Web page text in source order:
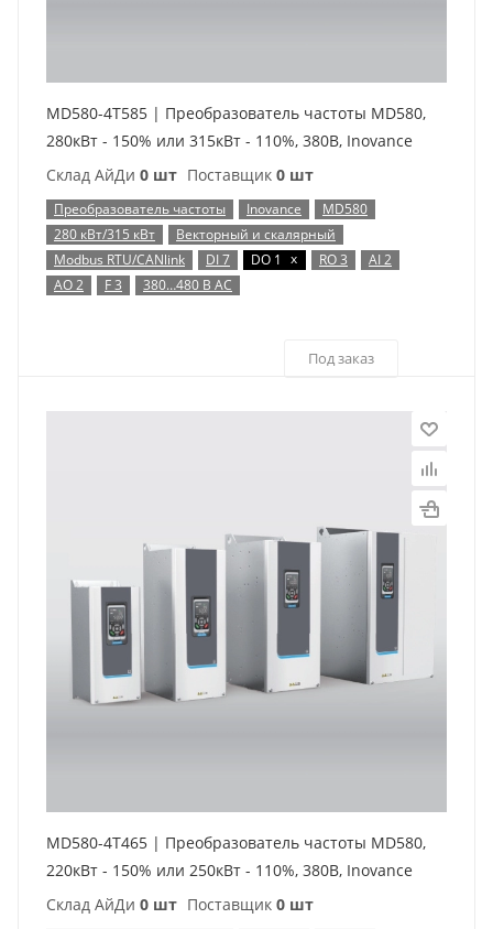
MD580-4T585 | Преобразователь частоты MD580,
280кВт - 150% или 315кВт - 110%, 380В, Inovance
Склад АйДи 0 шт Поставщик 0 шт
Преобразователь частоты Inovance
MD580
280 кВт/315 кВт
Векторный и скалярный
Modbus RTU/CANlink
DI 7 DO 1 x RO 3
AI 2
AO 2
F 3 380…480 В AC
Под заказ
MD580-4T465 | Преобразователь частоты MD580,
220кВт - 150% или 250кВт - 110%, 380В, Inovance
Склад АйДи 0 шт Поставщик 0 шт